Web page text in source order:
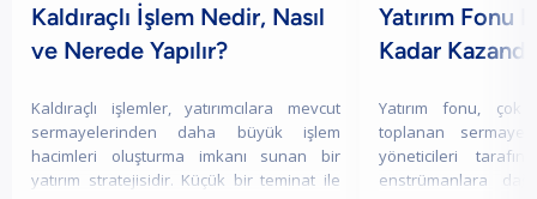
Kaldıraçlı İşlem Nedir, Nasıl
ve Nerede Yapılır?
Kaldıraçlı işlemler, yatırımcılara mevcut
sermayelerinden daha büyük işlem
hacimleri oluşturma imkanı sunan bir
yatırım stratejisidir. Küçük bir teminat ile
Yatırım Fonu
Kadar
Yatırım fonu, çok
toplanan
yöneticileri
enstrümanlara